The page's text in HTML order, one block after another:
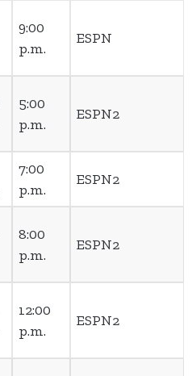
9:00
p.m.
ESPN
5:00
p.m.
ESPN2
7:00
p.m.
ESPN2
8:00
p.m.
ESPN2
12:00
p.m.
ESPN2